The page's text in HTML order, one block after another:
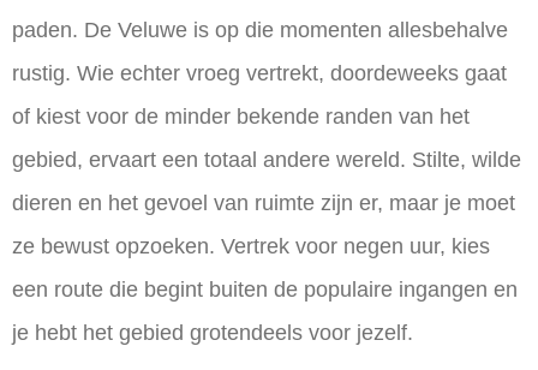
paden. De Veluwe is op die momenten allesbehalve
rustig. Wie echter vroeg vertrekt, doordeweeks gaat
of kiest voor de minder bekende randen van het
gebied, ervaart een totaal andere wereld. Stilte, wilde
dieren en het gevoel van ruimte zijn er, maar je moet
ze bewust opzoeken. Vertrek voor negen uur, kies
een route die begint buiten de populaire ingangen en
je hebt het gebied grotendeels voor jezelf.